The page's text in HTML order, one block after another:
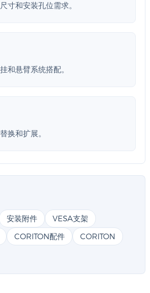
寸和安装孔位需求。
和悬臂系统搭配。
换和扩展。
安装附件
VESA支架
CORITON配件
CORITON